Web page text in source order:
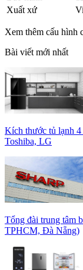
Xuất xứ
Xem thêm cấu hình
Bài viết mới nhất
Kích thước tủ lạnh 4
Toshiba, LG
Tổng đài trung tâm
TPHCM, Đà Nẵng)